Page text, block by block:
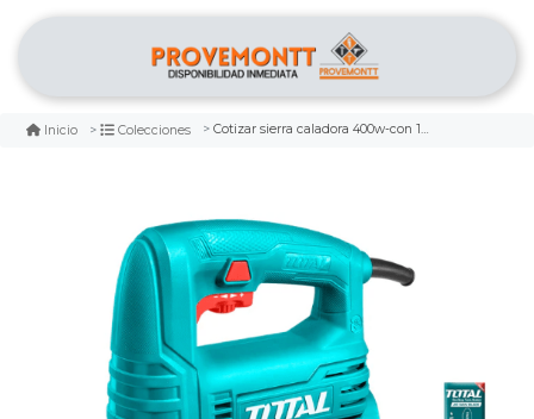
Inicio Colecciones Cotizar sierra caladora 400w-con 1 hoja de sierra total